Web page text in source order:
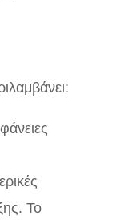
Το